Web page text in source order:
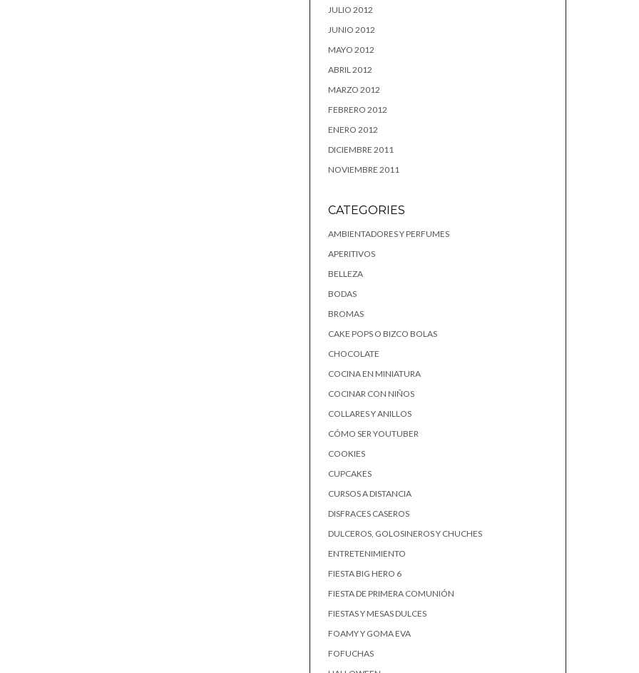
JULIO 2012
JUNIO 2012
MAYO 2012
ABRIL 2012
MARZO 2012
FEBRERO 2012
ENERO 2012
DICIEMBRE 2011
NOVIEMBRE 2011
CATEGORIES
AMBIENTADORES Y PERFUMES
APERITIVOS
BELLEZA
BODAS
BROMAS
CAKE POPS O BIZCO BOLAS
CHOCOLATE
COCINA EN MINIATURA
COCINAR CON NIÑOS
COLLARES Y ANILLOS
CÓMO SER YOUTUBER
COOKIES
CUPCAKES
CURSOS A DISTANCIA
DISFRACES CASEROS
DULCEROS, GOLOSINEROS Y CHUCHES
ENTRETENIMIENTO
FIESTA BIG HERO 6
FIESTA DE PRIMERA COMUNIÓN
FIESTAS Y MESAS DULCES
FOAMY Y GOMA EVA
FOFUCHAS